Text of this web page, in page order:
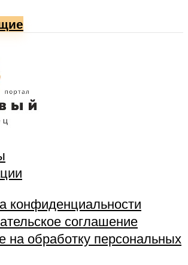
конфиденциальности
соглашение
на обработку персональных